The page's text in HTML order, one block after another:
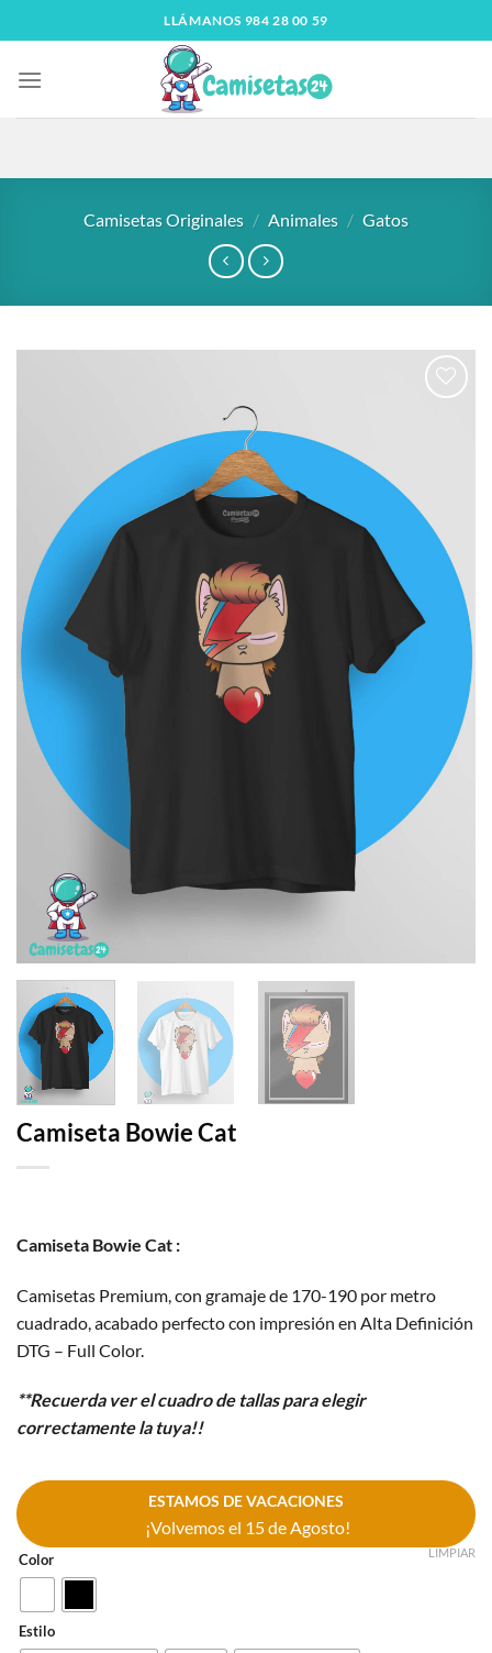
LLÁMANOS 984 28 00 59
Camisetas Originales / Animales / Gatos
Camiseta Bowie Cat
Camiseta Bowie Cat :
Camisetas Premium, con gramaje de 170-190 por metro
cuadrado, acabado perfecto con impresión en Alta Definición
DTG – Full Color.
**Recuerda ver el cuadro de tallas para elegir
correctamente la tuya!!
ESTAMOS DE VACACIONES
¡Volvemos el 15 de Agosto!
Color
Estilo
LIMPIAR